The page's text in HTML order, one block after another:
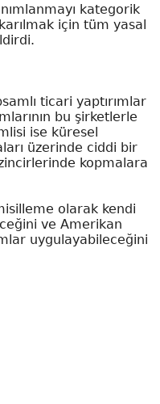
kategorik
için tüm yasal
ticari yaptırımlar
bu şirketlerle
ise küresel
üzerinde ciddi bir
kopmalara
olarak kendi
ve Amerikan
uygulayabileceğini